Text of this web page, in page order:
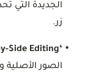
الجديدة التي
زر.
• ‘Side-by-Side Editing’ مع ‘Show Original’:
الصور الأصلية